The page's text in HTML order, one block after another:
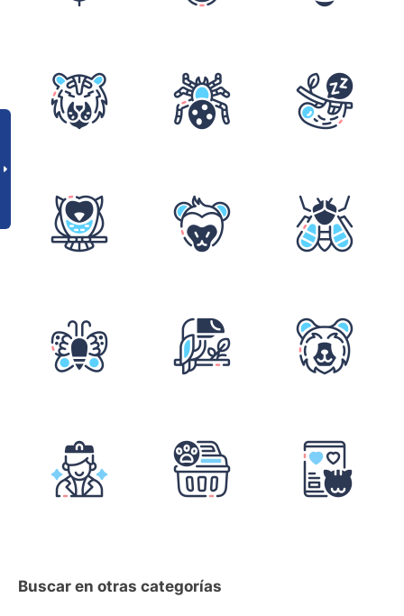
Buscar en otras categorías